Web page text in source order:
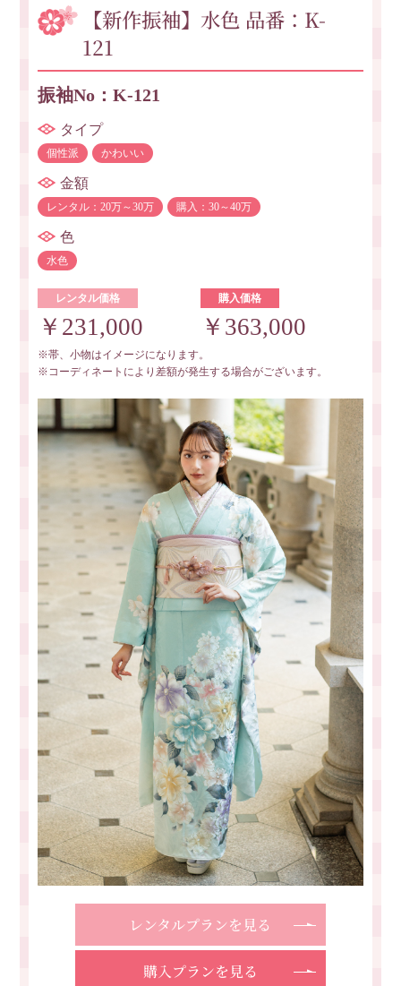
【新作振袖】水色 品番：K-
121
振袖No：K-121
タイプ
個性派 かわいい
金額
レンタル：20万～30万 購入：30～40万
色
水色
レンタル価格
￥231,000
購入価格
￥363,000
※帯、小物はイメージになります。
※コーディネートにより差額が発生する場合がございます。
レンタルプランを見る
購入プランを見る